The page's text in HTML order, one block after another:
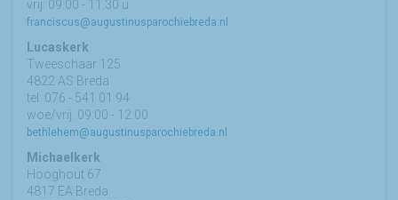
vrij: 09:00 - 11.30 u
franciscus@augustinusparochiebreda.nl
Lucaskerk
Tweeschaar 125
4822 AS Breda
tel: 076 - 541 01 94
woe/vrij: 09:00 - 12:00
bethlehem@augustinusparochiebreda.nl
Michaelkerk
Hooghout 67
4817 EA Breda